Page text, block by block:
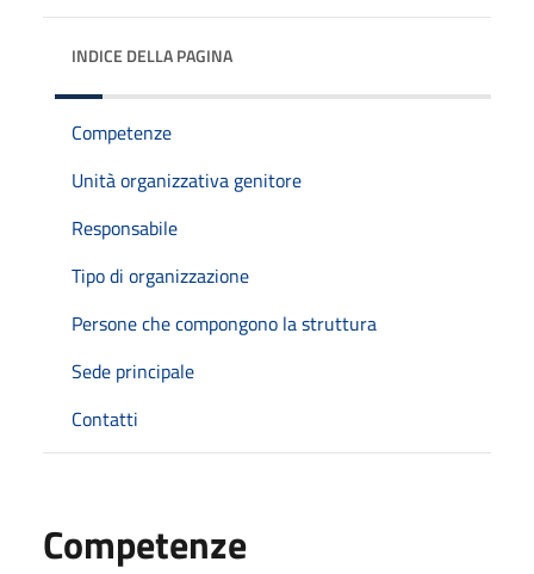
INDICE DELLA PAGINA
Competenze
Unità organizzativa genitore
Responsabile
Tipo di organizzazione
Persone che compongono la struttura
Sede principale
Contatti
Competenze